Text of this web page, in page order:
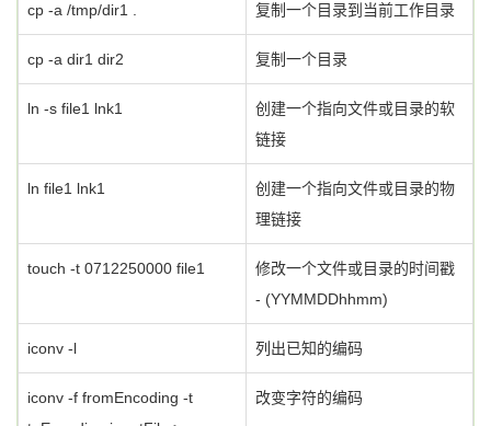
cp -a /tmp/dir1 . 复制一个目录到当前工作目录
cp -a dir1 dir2 复制一个目录
ln -s file1 lnk1
创建一个指向文件或目录的软
链接
ln file1 lnk1
创建一个指向文件或目录的物
理链接
touch -t 0712250000 file1
修改一个文件或目录的时间戳
- (YYMMDDhhmm)
iconv -l 列出已知的编码
iconv -f fromEncoding -t
改变字符的编码